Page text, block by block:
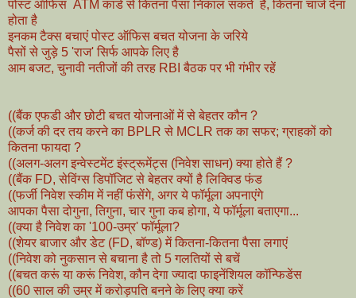
पोस्ट ऑफिस ATM कार्ड से कितना पैसा निकाल सकते हैं, कितना चार्ज देना
होता है
इनकम टैक्स बचाएं पोस्ट ऑफिस बचत योजना के जरिये
पैसों से जुड़े 5 'राज' सिर्फ आपके लिए है
आम बजट, चुनावी नतीजों की तरह RBI बैठक पर भी गंभीर रहें
((बैंक एफडी और छोटी बचत योजनाओं में से बेहतर कौन ?
((कर्ज की दर तय करने का BPLR से MCLR तक का सफर; ग्राहकों को
कितना फायदा ?
((अलग-अलग इन्वेस्टमेंट इंस्ट्रूमेंट्स (निवेश साधन) क्या होते हैं ?
((बैंक FD, सेविंग्स डिपॉजिट से बेहतर क्यों है लिक्विड फंड
((फर्जी निवेश स्कीम में नहीं फंसेंगे, अगर ये फॉर्मूला अपनाएंगे
आपका पैसा दोगुना, तिगुना, चार गुना कब होगा, ये फॉर्मूला बताएगा...
((क्या है निवेश का '100-उम्र' फॉर्मूला?
((शेयर बाजार और डेट (FD, बॉण्ड) में कितना-कितना पैसा लगाएं
((निवेश को नुकसान से बचाना है तो 5 गलतियों से बचें
((बचत करूं या करूं निवेश, कौन देगा ज्यादा फाइनेंशियल कॉन्फिडेंस
((60 साल की उम्र में करोड़पति बनने के लिए क्या करें